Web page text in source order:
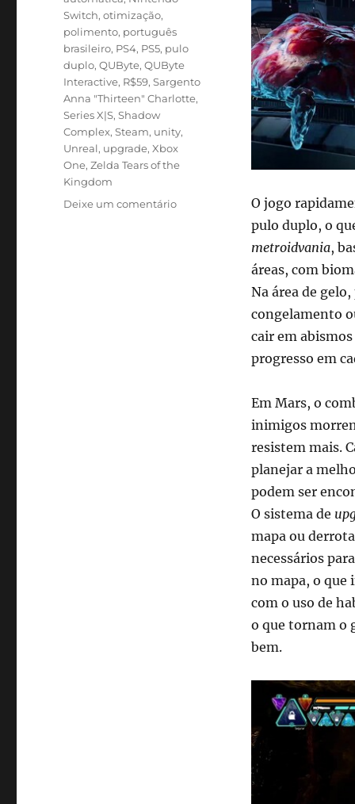
O jogo
pulo duplo, o
metroidvania,
áreas, com
Na área de
congelamento
cair em
progresso em
Em Mars, o
inimigos
resistem mais.
planejar a
podem ser
O sistema de
mapa ou
necessários
no mapa, o que
com o uso de
o que tornam o
bem.
Switch,otimização,
polimento, português
brasileiro, PS4, PS5, pulo
duplo,QUByte,QUByte
Interactive, R$59,Sargento
Anna "Thirteen" Charlotte,
Series X|S,Shadow
Complex,Steam, unity,
Unreal, upgrade,Xbox
One,Zelda Tears of the
Kingdom
Deixe um comentárioem